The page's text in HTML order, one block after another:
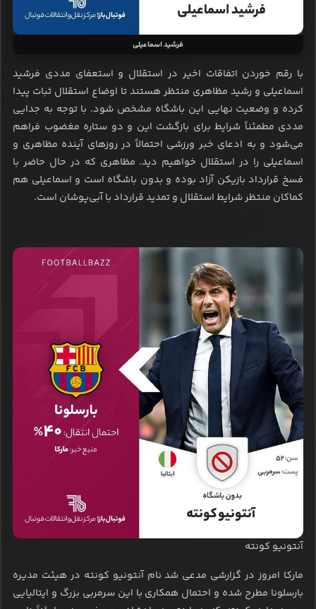
فرشید اسماعیلی
با رقم خوردن اتفاقات اخیر در استقلال و استعفای مددی فرشید
اسماعیلی و رشید مظاهری منتظر هستند تا اوضاع استقلال ثبات پیدا
کرده و وضعیت نهایی این باشگاه مشخص شود. با توجه به جدایی
مددی مطمئناً شرایط برای بازگشت این و دو ستاره مغضوب فراهم
می‌شود و به ادعای خبر ورزشی احتمالاً در روزهای آینده مظاهری و
اسماعیلی را در استقلال خواهیم دید. مظاهری که در حال حاضر با
فسخ قرارداد بازیکن آزاد بوده و بدون باشگاه است و اسماعیلی هم
کماکان منتظر شرایط استقلال و تمدید قرارداد با آبی‌پوشان است.
آنتونیو کونته
مارکا امروز در گزارشی مدعی شد نام آنتونیو کونته در هیئت مدیره
بارسلونا مطرح شده و احتمال همکاری با این سرمربی بزرگ و ایتالیایی